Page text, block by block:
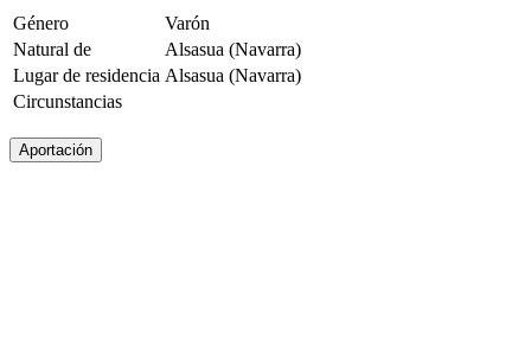
Género
Varón
Natural de
Alsasua (Navarra)
Lugar de residencia Alsasua (Navarra)
Circunstancias